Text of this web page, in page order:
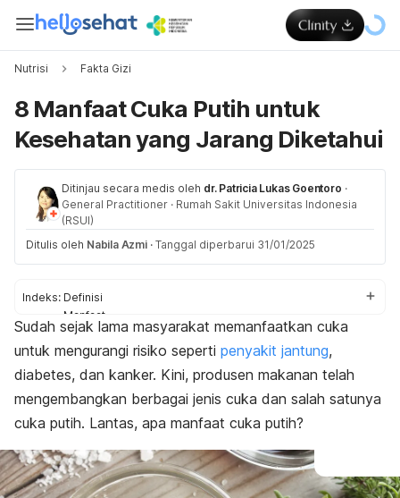
Nutrisi Fakta Gizi
8 Manfaat Cuka Putih untuk
Kesehatan yang Jarang Diketahui
Ditinjau secara medis oleh dr. Patricia Lukas Goentoro ·
General Practitioner · Rumah Sakit Universitas Indonesia
(RSUI)
Ditulis oleh Nabila Azmi · Tanggal diperbarui 31/01/2025
Indeks: Definisi
Manfaat
Efek samping
Tips memasak
Sudah sejak lama masyarakat memanfaatkan cuka
untuk mengurangi risiko seperti penyakit jantung,
diabetes, dan kanker. Kini, produsen makanan telah
mengembangkan berbagai jenis cuka dan salah satunya
cuka putih. Lantas, apa manfaat cuka putih?